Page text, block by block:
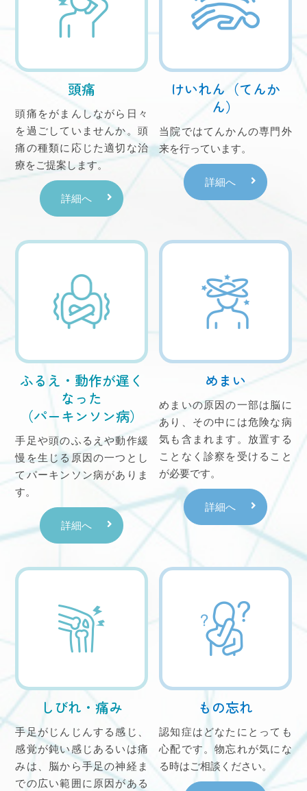
します。
2025.04.08 お知らせ
臨時休診のお知らせ
5/22（木）は九大病院での手術の執刀・指導のため
終日休診といたします
ご不便をおかけいたしますが、よろしくお願いいた
します
帯状疱疹ワクチンの定期接種について
令和7年4月より帯状疱疹ワクチンの定期接種が
福岡市の方の自己負担額は
生ワクチン（ビケン） 4,900円
不活化ワクチン（シングリックス）12,000円ｘ2回
（計24,000円）
となります
月曜日～金曜日まで実施可能です
詳細は「ワクチン接種について」をご確認くだ
頭痛
頭痛をがまんしながら日々
を過ごしていませんか。頭
痛の種類に応じた適切な治
療をご提案します。
詳細へ
けいれん（てんか
ん）
当院ではてんかんの専門外
来を行っています。
詳細へ
ふるえ・動作が遅く
なった
（パーキンソン病）
手足や頭のふるえや動作緩
慢を生じる原因の一つとし
てパーキンソン病がありま
す。
詳細へ
めまい
めまいの原因の一部は脳に
あり、その中には危険な病
気も含まれます。放置する
ことなく診察を受けること
が必要です。
詳細へ
しびれ・痛み
手足がじんじんする感じ、
感覚が鈍い感じあるいは痛
みは、脳から手足の神経ま
での広い範囲に原因がある
もの忘れ
認知症はどなたにとっても
心配です。物忘れが気にな
る時はご相談ください。